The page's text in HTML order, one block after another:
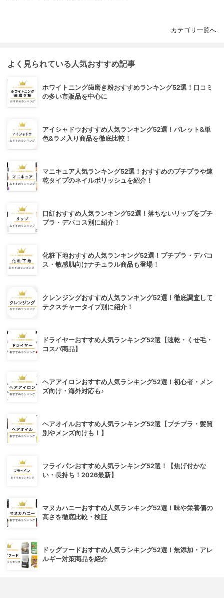
カテゴリ一覧へ
よく見られている人気おすすめ記事
ホワイトニング歯磨き粉おすすめランキング52選！口コミ
の多い市販品を中心に
アイシャドウおすすめ人気ランキング52選！パレット&単
色&ラメ入り商品を徹底比較！
マニキュア人気ランキング52選！おすすめのプチプラや速
乾タイプのネイルポリッシュを紹介！
口紅おすすめ人気ランキング52選！落ちないリップをプチ
プラ・デパコス別に紹介！
化粧下地おすすめ人気ランキング52選！プチプラ・デパコ
ス・敏感肌向けナチュラル商品も登場！
クレンジングおすすめ人気ランキング52選！徹底調査して
テクスチャータイプ別に紹介！
ドライヤーおすすめ人気ランキング52選【速乾・くせ毛・
コスパ商品】
ヘアアイロンおすすめ人気ランキング52選！初心者・メン
ズ向け・海外対応も♪
ヘアオイルおすすめ人気ランキング52選【プチプラ・髪質
別やメンズ向けも！】
フライパンおすすめ人気ランキング52選！【焦げ付かな
い・長持ち！2026最新】
マヌカハニーおすすめ人気ランキング52選！味や栄養価の
高さを徹底比較・検証
ドッグフードおすすめ人気ランキング52選！無添加・アレ
ルギー対策商品を紹介